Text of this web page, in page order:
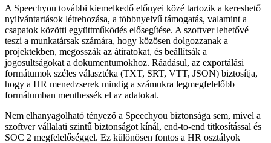
A Speechyou további kiemelkedő előnyei közé tartozik a kereshető
nyilvántartások létrehozása, a többnyelvű támogatás, valamint a
csapatok közötti együttműködés elősegítése. A szoftver lehetővé
teszi a munkatársak számára, hogy közösen dolgozzanak a
projektekben, megosszák az átiratokat, és beállítsák a
jogosultságokat a dokumentumokhoz. Ráadásul, az exportálási
formátumok széles választéka (TXT, SRT, VTT, JSON) biztosítja,
hogy a HR menedzserek mindig a számukra legmegfelelőbb
formátumban menthessék el az adatokat.
Nem elhanyagolható tényező a Speechyou biztonsága sem, mivel a
szoftver vállalati szintű biztonságot kínál, end-to-end titkosítással és
SOC 2 megfelelőséggel. Ez különösen fontos a HR osztályok